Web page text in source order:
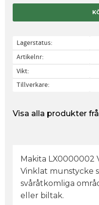
Lagerstatus
Artikelnr
Vikt
Tillverkare
Visa alla produkter
Makita LX0000002
Vinklat munstycke
svåråtkomliga
eller biltak.